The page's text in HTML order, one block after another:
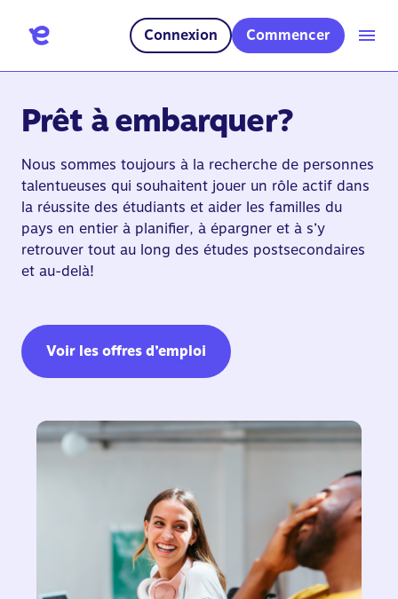
Connexion Commencer
Prêt à embarquer?
Nous sommes toujours à la recherche de personnes
talentueuses qui souhaitent jouer un rôle actif dans
la réussite des étudiants et aider les familles du
pays en entier à planifier, à épargner et à s’y
retrouver tout au long des études postsecondaires
et au-delà!
Voir les offres d’emploi